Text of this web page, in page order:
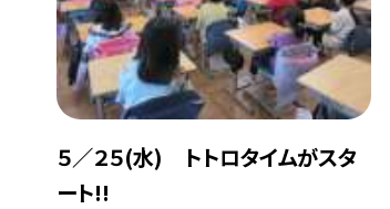
５／２５(水) トトロタイムがスタ
ート!!